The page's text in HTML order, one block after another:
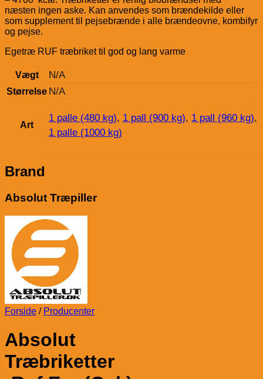
næsten ingen aske. Kan anvendes som brændekilde eller
som supplement til pejsebrænde i alle brændeovne, kombifyr
og pejse.
Egetræ RUF træbriket til god og lang varme
Vægt N/A
Størrelse N/A
Art
1 palle (480 kg), 1 pall (900 kg), 1 pall (960 kg),
1 palle (1000 kg)
Brand
Absolut Træpiller
Forside / Producenter
Absolut
Træbriketter